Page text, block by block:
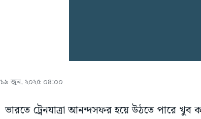
১৯ জুন, ২০২৫ ০৪:০০
ভারতে ট্রেনযাত্রা আনন্দসফর হয়ে উঠতে পারে খুব